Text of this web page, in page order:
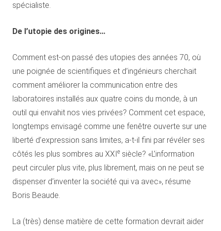
spécialiste.
De l’utopie des origines…
Comment est-on passé des utopies des années 70, où
une poignée de scientifiques et d’ingénieurs cherchait
comment améliorer la communication entre des
laboratoires installés aux quatre coins du monde, à un
outil qui envahit nos vies privées? Comment cet espace,
longtemps envisagé comme une fenêtre ouverte sur une
liberté d’expression sans limites, a-t-il fini par révéler ses
côtés les plus sombres au XXI e siècle? «L’information
peut circuler plus vite, plus librement, mais on ne peut se
dispenser d’inventer la société qui va avec», résume
Boris Beaude.
La (très) dense matière de cette formation devrait aider